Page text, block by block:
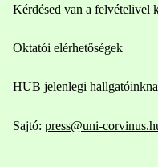
Kérdésed van a felvételivel
Oktatói elérhetőségek
HUB jelenlegi
Sajtó: press@uni-